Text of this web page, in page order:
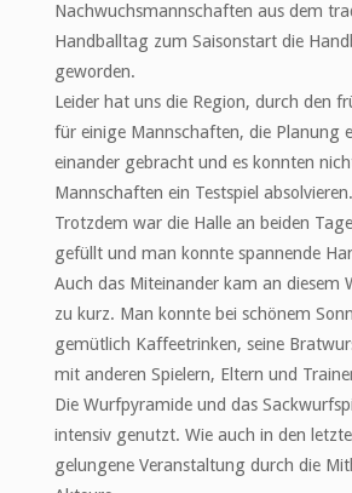
Nachwuchsmannschaften aus dem
Handballtag zum Saisonstart die
geworden.
Leider hat uns die Region, durch den
für einige Mannschaften, die Planung
einander gebracht und es konnten
Mannschaften ein Testspiel absolvieren.
Trotzdem war die Halle an beiden
gefüllt und man konnte spannende
Auch das Miteinander kam an diesem
zu kurz. Man konnte bei schönem
gemütlich Kaffeetrinken, seine
mit anderen Spielern, Eltern und
Die Wurfpyramide und das
intensiv genutzt. Wie auch in den
gelungene Veranstaltung durch die